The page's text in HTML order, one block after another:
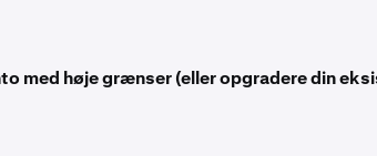
med høje grænser (eller opgradere din